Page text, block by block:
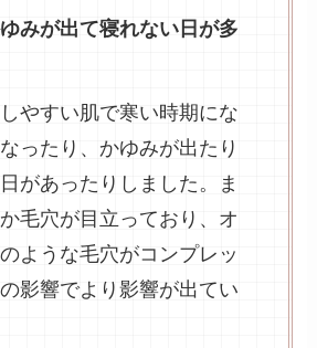
みが出て寝れない日が多
やすい肌で寒い時期にな
ったり、かゆみが出たり
があったりしました。ま
毛穴が目立っており、オ
ような毛穴がコンプレッ
影響でより影響が出てい